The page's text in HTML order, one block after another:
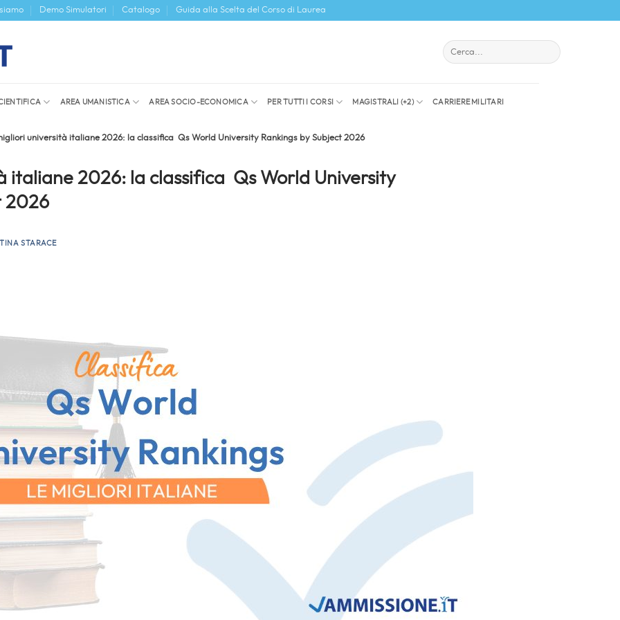
Demo Simulatori Catalogo Guida alla Scelta del Corso di Laurea
AREA UMANISTICA AREA SOCIO-ECONOMICA PER TUTTI I CORSI MAGISTRALI (+2) CARRIERE MILITARI
università italiane 2026: la classifica Qs World University Rankings by Subject 2026
italiane 2026: la classifica Qs World University
2026
STARACE